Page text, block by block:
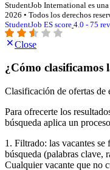
StudentJob International es
2026 • Todos los derechos
StudentJob ES score 4.0 - 75
Close
¿Cómo clasificamos
Clasificación de ofertas de
Para ofrecerte los
búsqueda aplica un
1. Filtrado: las vacantes
búsqueda (palabras clave,
Cualquier vacante que no